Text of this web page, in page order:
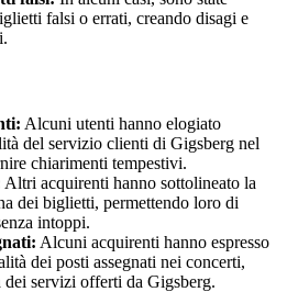
falsi o errati, creando disagi e
Alcuni utenti hanno elogiato
del servizio clienti di Gigsberg nel
chiarimenti tempestivi.
Altri acquirenti hanno sottolineato la
dei biglietti, permettendo loro di
intoppi.
Alcuni acquirenti hanno espresso
dei posti assegnati nei concerti,
servizi offerti da Gigsberg.